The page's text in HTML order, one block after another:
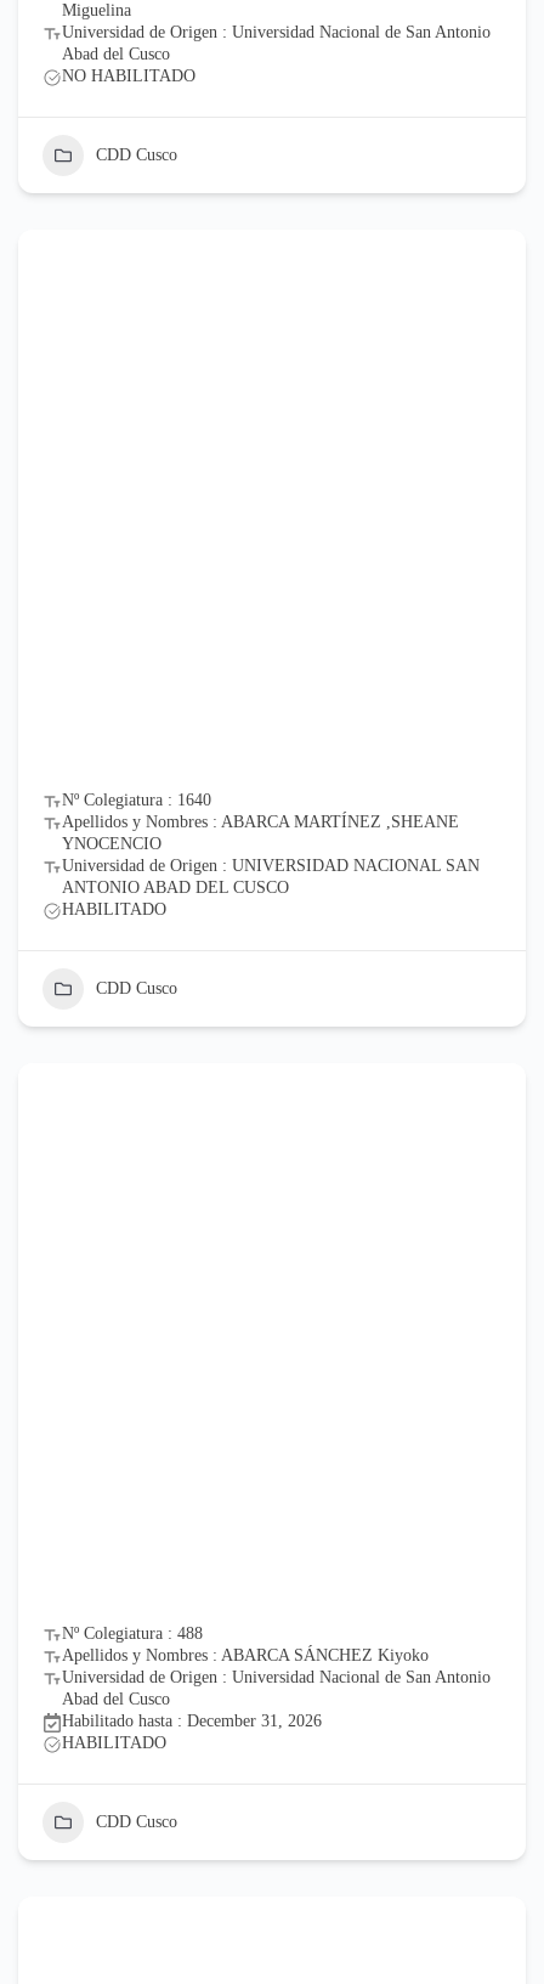
Miguelina
Universidad de Origen : Universidad Nacional de San Antonio
Abad del Cusco
NO HABILITADO
CDD Cusco
Nº Colegiatura : 1640
Apellidos y Nombres : ABARCA MARTÍNEZ ,SHEANE
YNOCENCIO
Universidad de Origen : UNIVERSIDAD NACIONAL SAN
ANTONIO ABAD DEL CUSCO
HABILITADO
CDD Cusco
Nº Colegiatura : 488
Apellidos y Nombres : ABARCA SÁNCHEZ Kiyoko
Universidad de Origen : Universidad Nacional de San Antonio
Abad del Cusco
Habilitado hasta : December 31, 2026
HABILITADO
CDD Cusco